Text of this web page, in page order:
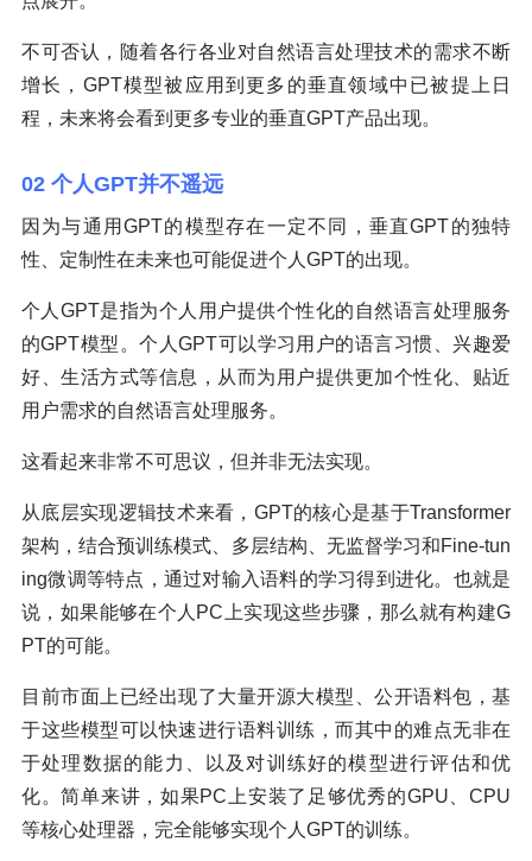
不可否认，随着各行各业对自然语言处理技术的需求不断
增长，GPT模型被应用到更多的垂直领域中已被提上日
程，未来将会看到更多专业的垂直GPT产品出现。
02 个人GPT并不遥远
因为与通用GPT的模型存在一定不同，垂直GPT的独特
性、定制性在未来也可能促进个人GPT的出现。
个人GPT是指为个人用户提供个性化的自然语言处理服务
的GPT模型。个人GPT可以学习用户的语言习惯、兴趣爱
好、生活方式等信息，从而为用户提供更加个性化、贴近
用户需求的自然语言处理服务。
这看起来非常不可思议，但并非无法实现。
从底层实现逻辑技术来看，GPT的核心是基于Transformer
架构，结合预训练模式、多层结构、无监督学习和Fine-tun
ing微调等特点，通过对输入语料的学习得到进化。也就是
说，如果能够在个人PC上实现这些步骤，那么就有构建G
PT的可能。
目前市面上已经出现了大量开源大模型、公开语料包，基
于这些模型可以快速进行语料训练，而其中的难点无非在
于处理数据的能力、以及对训练好的模型进行评估和优
化。简单来讲，如果PC上安装了足够优秀的GPU、CPU
等核心处理器，完全能够实现个人GPT的训练。